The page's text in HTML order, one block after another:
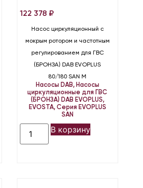
122 378 ₽
Насос циркуляционный с
мокрым ротором и частотным
регулированием для ГВС
(БРОНЗА) DAB EVOPLUS
80/180 SAN M
Насосы DAB, Насосы
циркуляционные для ГВС
(БРОНЗА) DAB EVOPLUS,
EVOSTA, Серия EVOPLUS
SAN
В корзину